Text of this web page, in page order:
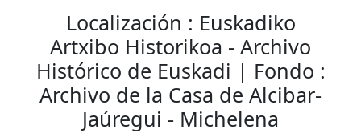
Localización : Euskadiko
Artxibo Historikoa - Archivo
Histórico de Euskadi | Fondo :
Archivo de la Casa de Alcibar-
Jaúregui - Michelena